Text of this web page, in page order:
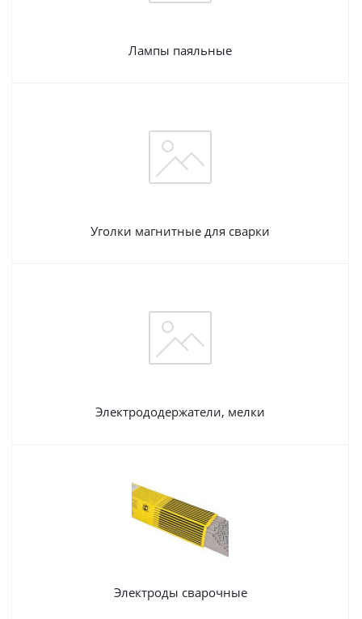
Лампы паяльные
Уголки магнитные для сварки
Электрододержатели, мелки
Электроды сварочные